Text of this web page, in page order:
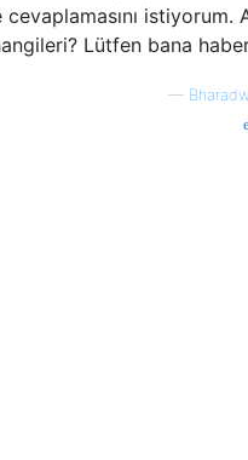
istiyorum.
Lütfen bana
—